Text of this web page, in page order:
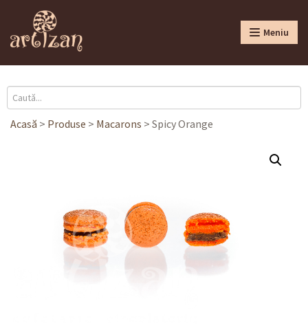
Meniu
Acasă > Produse > Macarons > Spicy Orange